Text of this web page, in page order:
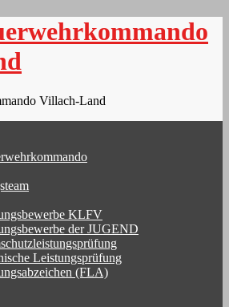
KLFV
der JUGEND
Leistungsprüfung
(FLA)